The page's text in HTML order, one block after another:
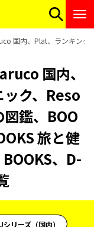
国内、Plat、ランキング
国内、
ク、Reso
鑑、BOO
旅と健
、D-
リーズ（国内）